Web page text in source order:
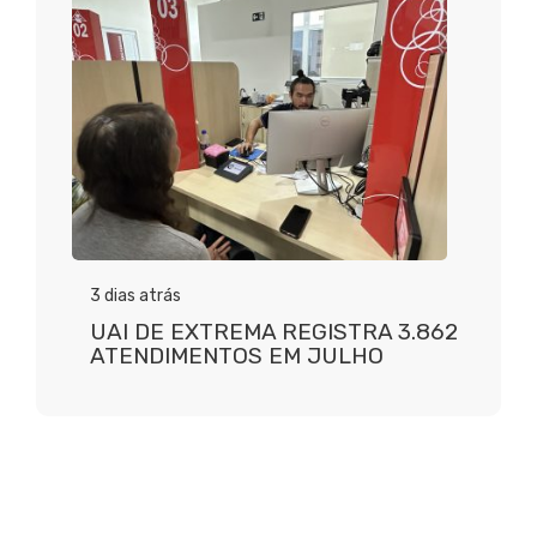
3 dias atrás
UAI DE EXTREMA REGISTRA 3.862
ATENDIMENTOS EM JULHO